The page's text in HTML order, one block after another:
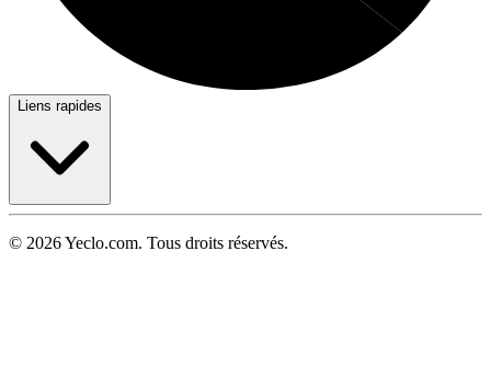
Liens rapides
© 2026 Yeclo.com. Tous droits réservés.